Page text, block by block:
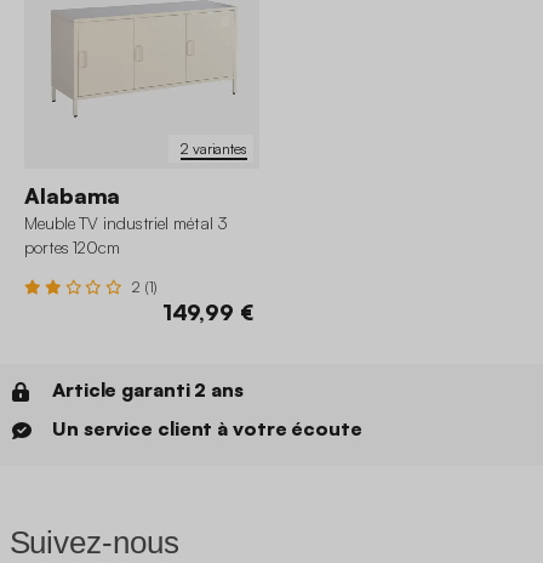
2 variantes
Alabama
Meuble TV industriel métal 3
portes 120cm
2 (1)
149,99 €
Article garanti 2 ans
Un service client à votre écoute
Suivez-nous